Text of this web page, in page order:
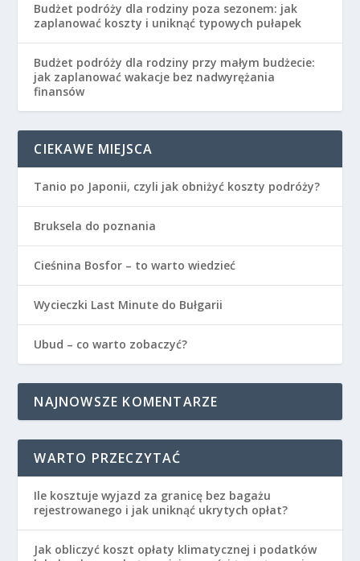
Budżet podróży dla rodziny poza sezonem: jak
zaplanować koszty i uniknąć typowych pułapek
Budżet podróży dla rodziny przy małym budżecie:
jak zaplanować wakacje bez nadwyrężania
finansów
CIEKAWE MIEJSCA
Tanio po Japonii, czyli jak obniżyć koszty podróży?
Bruksela do poznania
Cieśnina Bosfor – to warto wiedzieć
Wycieczki Last Minute do Bułgarii
Ubud – co warto zobaczyć?
NAJNOWSZE KOMENTARZE
WARTO PRZECZYTAĆ
Ile kosztuje wyjazd za granicę bez bagażu
rejestrowanego i jak uniknąć ukrytych opłat?
Jak obliczyć koszt opłaty klimatycznej i podatków